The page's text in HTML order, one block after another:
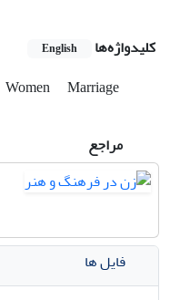
کلیدواژه‌ها English
Women
Marriage
مراجع
فایل ها